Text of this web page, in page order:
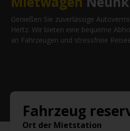
Genießen Sie zuverlässige
Hertz. Wir bieten eine bequeme
an Fahrzeugen und stressfreie
Fahrzeug
Ort der Mietstation